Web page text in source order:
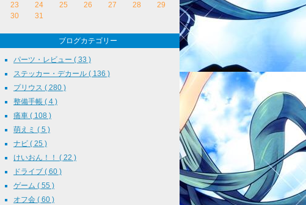
23
24 25 26 27 28
29
30
31
ブログカテゴリー
パーツ・レビュー ( 33 )
ステッカー・デカール ( 136 )
プリウス ( 280 )
整備手帳 ( 4 )
痛車 ( 108 )
萌えミ ( 5 )
ナビ ( 25 )
けいおん！！ ( 22 )
ドライブ ( 60 )
ゲーム ( 55 )
オフ会 ( 60 )